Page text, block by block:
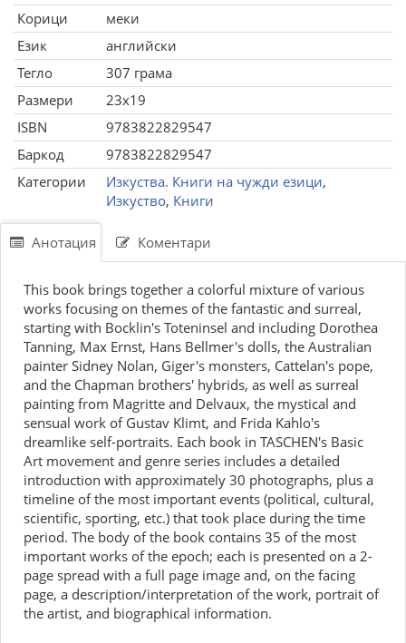
Корици
меки
Език
английски
Тегло
307 грама
Размери
23x19
ISBN
9783822829547
Баркод
9783822829547
Категории
Изкуства. Книги на чужди езици,
Изкуство, Книги
Анотация Коментари
This book brings together a colorful mixture of various
works focusing on themes of the fantastic and surreal,
starting with Bocklin's Toteninsel and including Dorothea
Tanning, Max Ernst, Hans Bellmer's dolls, the Australian
painter Sidney Nolan, Giger's monsters, Cattelan's pope,
and the Chapman brothers' hybrids, as well as surreal
painting from Magritte and Delvaux, the mystical and
sensual work of Gustav Klimt, and Frida Kahlo's
dreamlike self-portraits. Each book in TASCHEN's Basic
Art movement and genre series includes a detailed
introduction with approximately 30 photographs, plus a
timeline of the most important events (political, cultural,
scientific, sporting, etc.) that took place during the time
period. The body of the book contains 35 of the most
important works of the epoch; each is presented on a 2-
page spread with a full page image and, on the facing
page, a description/interpretation of the work, portrait of
the artist, and biographical information.